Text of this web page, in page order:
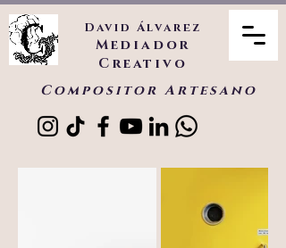
David Álvarez
Mediador
Creativo
Compositor Artesano